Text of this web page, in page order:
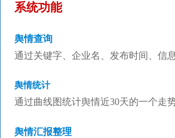
系统功能
舆情查询
通过关键字、企业名、发布时间、信
舆情统计
通过曲线图统计舆情近30天的一个走
舆情汇报整理